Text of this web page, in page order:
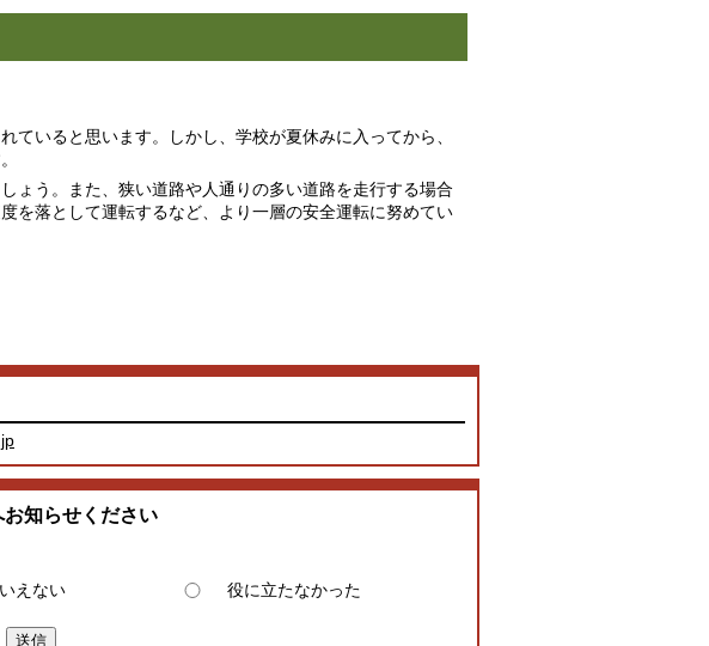
いると思います。しかし、学校が夏休みに入ってから、
ょう。また、狭い道路や人通りの多い道路を走行する場合
を落として運転するなど、より一層の安全運転に努めてい
知らせください
えない 役に立たなかった